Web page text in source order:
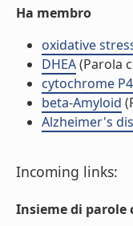
Ha membro
oxidative
DHEA(Parola
cytochrome
beta-Amyloid
Alzheimer's
Incoming links:
Insieme di parole